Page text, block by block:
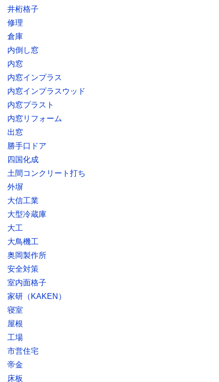
井桁格子
修理
倉庫
内倒し窓
内窓
内窓インプラス
内窓インプラスウッド
内窓プラスト
内窓リフォーム
出窓
勝手口ドア
四国化成
土間コンクリート打ち
外塀
大信工業
大型冷蔵庫
大工
大鳥機工
奥岡製作所
安全対策
室内面格子
家研（KAKEN）
寝室
屋根
工場
市営住宅
帝金
床板